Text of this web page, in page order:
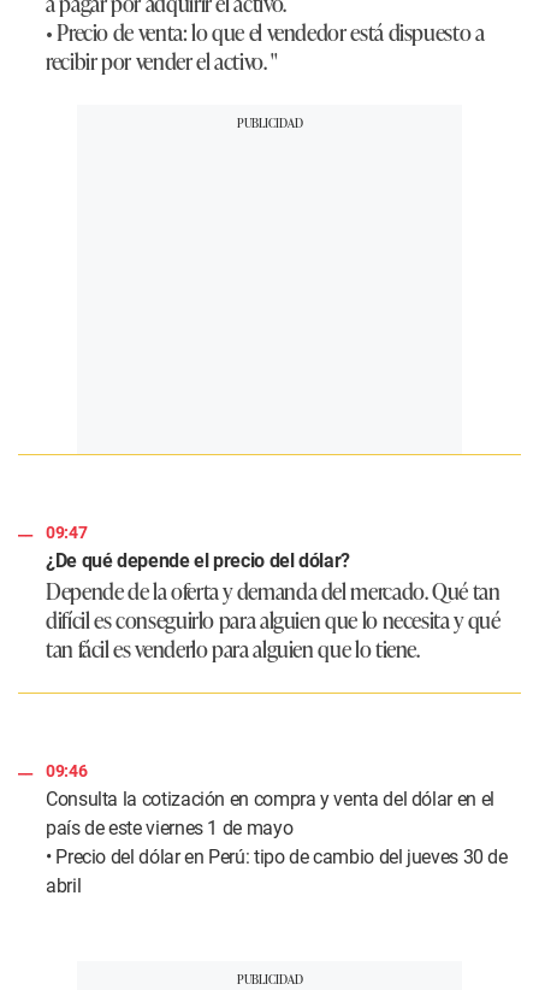
• Precio de venta: lo que el vendedor está dispuesto a
recibir por vender el activo. "
09:47
¿De qué depende el precio del dólar?
Depende de la oferta y demanda del mercado. Qué tan
difícil es conseguirlo para alguien que lo necesita y qué
tan fácil es venderlo para alguien que lo tiene.
09:46
Consulta la cotización en compra y venta del dólaren el
país de este viernes 1 de mayo
• Precio del dólar en Perú: tipo de cambio del jueves 30 de
abril